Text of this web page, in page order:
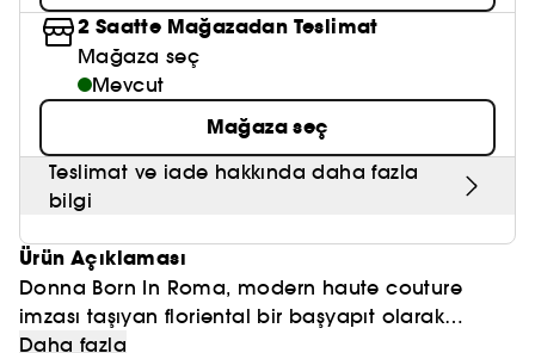
Cilt Tonu Eşitsizliği için Bakım
Gözenek Karşıtı
OLAPLEX
KÉRASTASE
GISOU
KAYALI
ARMANI
AMIKA
KAYALI
LE MONDE GOURMAND
2 Saatte Mağazadan Teslimat
Mağaza seç
Mevcut
Mağaza seç
Teslimat ve iade hakkında daha fazla
bilgi
Ürün Açıklaması
Donna Born In Roma, modern haute couture
imzası taşıyan floriental bir başyapıt olarak
yaratılmıştır.
Daha fazla